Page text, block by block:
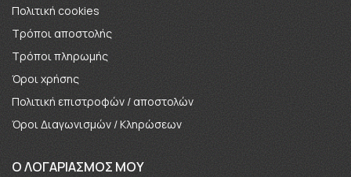
Πολιτική cookies
Τρόποι αποστολής
Τρόποι πληρωμής
Όροι χρήσης
Πολιτική επιστροφών / αποστολών
Όροι Διαγωνισμών / Κληρώσεων
O ΛΟΓΑΡΙΑΣΜΟΣ ΜΟΥ